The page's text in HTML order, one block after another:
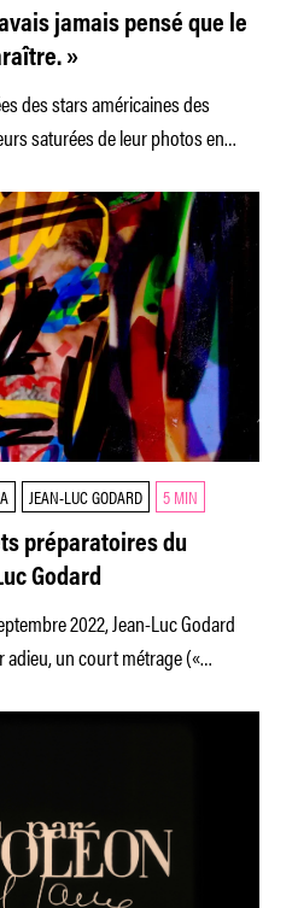
jamais pensé que le
»
des stars américaines des
saturées de leur photos en
JEAN-LUC GODARD 5 MIN
préparatoires du
Godard
2022, Jean-Luc Godard
un court métrage («